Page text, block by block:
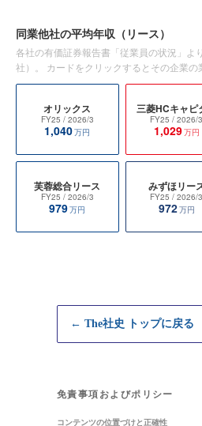
同業他社の平均年収 （リース）
各社の有価証券報告書「従業員の状況」よ
社）。 カードをクリックするとその企業の
オリックス
FY25 / 2026/3
1,040万円
三菱HCキャピ
FY25 / 2026/3
1,029万円
芙蓉総合リース
FY25 / 2026/3
979万円
みずほリー
FY25 / 2026/3
972万円
← The社史 トップに戻る
免責事項およびポリシー
コンテンツの位置づけと正確性